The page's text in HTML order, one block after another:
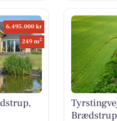
6.495.000 kr
249 m2
Brædstrup